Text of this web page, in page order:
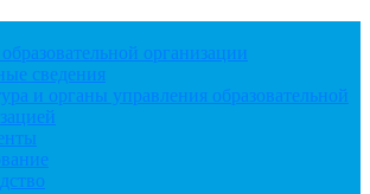
организации
сведения
и органы управления образовательной